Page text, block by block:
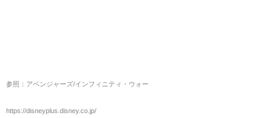
参照：アベンジャーズ/インフィニティ・ウォー
https://disneyplus.disney.co.jp/